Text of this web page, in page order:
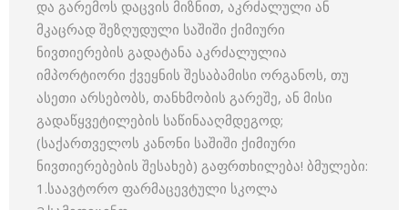
და გარემოს დაცვის მიზნით, აკრძალული ან
მკაცრად შეზღუდული საშიში ქიმიური
ნივთიერების გადატანა აკრძალულია
იმპორტიორი ქვეყნის შესაბამისი ორგანოს, თუ
ასეთი არსებობს, თანხმობის გარეშე, ან მისი
გადაწყვეტილების საწინააღმდეგოდ;
(საქართველოს კანონი საშიში ქიმიური
ნივთიერებების შესახებ) გაფრთხილება! ბმულები:
1.საავტორო ფარმაცევტული სკოლა